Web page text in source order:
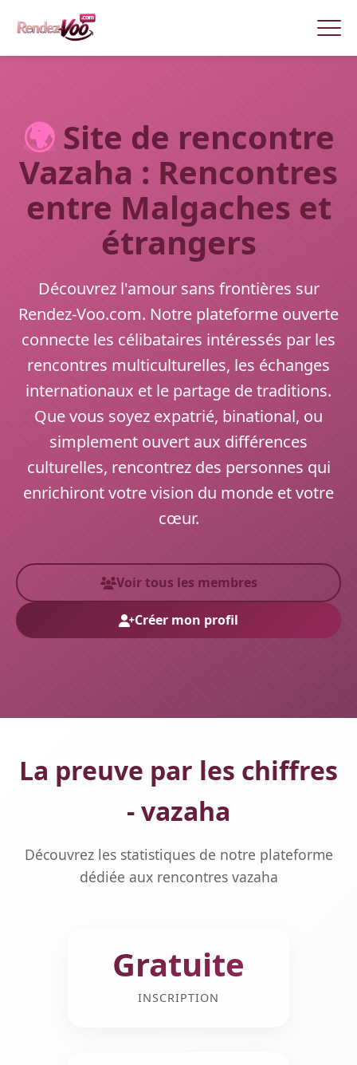
🌍Site de rencontre
Vazaha : Rencontres
entre Malgaches et
étrangers
Découvrez l'amour sans frontières sur
Rendez-Voo.com. Notre plateforme ouverte
connecte les célibataires intéressés par les
rencontres multiculturelles, les échanges
internationaux et le partage de traditions.
Que vous soyez expatrié, binational, ou
simplement ouvert aux différences
culturelles, rencontrez des personnes qui
enrichiront votre vision du monde et votre
cœur.
Voir tous les membres
Créer mon profil
La preuve par les chiffres
- vazaha
Découvrez les statistiques de notre plateforme
dédiée aux rencontres vazaha
Gratuite
INSCRIPTION